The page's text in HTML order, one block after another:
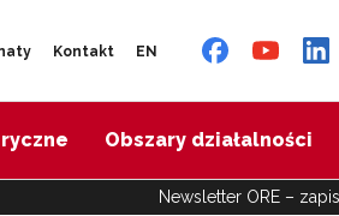
Kontakt EN
Obszary działalności
Newsletter ORE –